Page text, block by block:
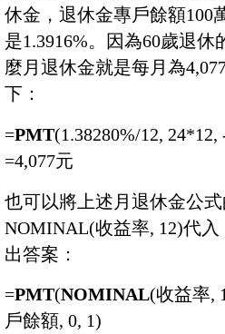
休金，退休金專戶餘額100
是1.3916%。因為60歲退
麼月退休金就是每月為
下：
=PMT(1.38280%/12, 24*12,
=4,077元
也可以將上述月退休金公
NOMINAL(收益率, 12)代
出答案：
=PMT(NOMINAL(收益率,
戶餘額, 0, 1)